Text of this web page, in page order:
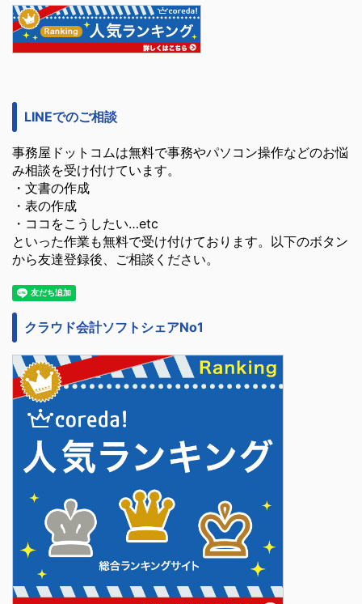
LINEでのご相談
事務屋ドットコムは無料で事務やパソコン操作などのお悩
み相談を受け付けています。
・文書の作成
・表の作成
・ココをこうしたい…etc
といった作業も無料で受け付けております。以下のボタン
から友達登録後、ご相談ください。
クラウド会計ソフトシェアNo1